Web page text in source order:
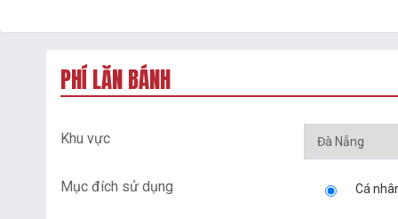
PHÍ LĂN BÁNH
Khu vực
Mục đích sử dụng Cá